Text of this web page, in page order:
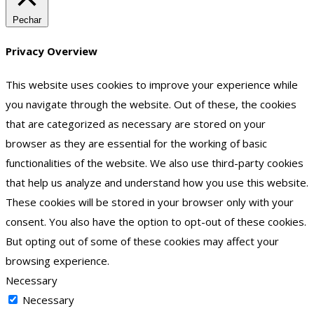
Pechar
Privacy Overview
This website uses cookies to improve your experience while
you navigate through the website. Out of these, the cookies
that are categorized as necessary are stored on your
browser as they are essential for the working of basic
functionalities of the website. We also use third-party cookies
that help us analyze and understand how you use this website.
These cookies will be stored in your browser only with your
consent. You also have the option to opt-out of these cookies.
But opting out of some of these cookies may affect your
browsing experience.
Necessary
Necessary